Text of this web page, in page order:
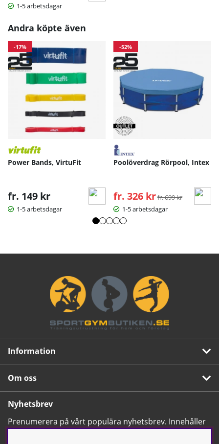
1-5 arbetsdagar
Andra köpte även
-17%
Power Bands, VirtuFit
fr. 149 kr
1-5 arbetsdagar
-52%
Poolöverdrag Rörpool, Intex
fr. 326 kr Ordinarie pris:
fr. 699 kr
1-5 arbetsdagar
Information
Om oss
Nyhetsbrev
Prenumerera på vårt populära nyhetsbrev. Innehåller
tips, nyheter och våra allra bästa erbjudanden.